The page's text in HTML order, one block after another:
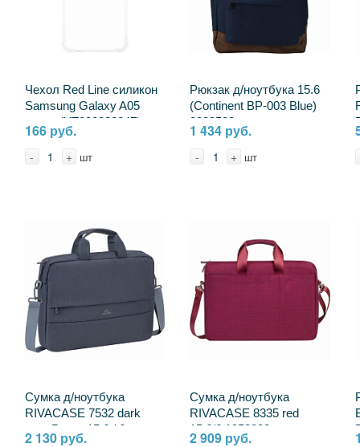
Чехол Red Line силикон
Samsung Galaxy A05
прозр (УТ000038247)
2146518
166 руб.
- + шт
Рюкзак д/ноутбука 15.6
(Continent BP-003 Blue)
2330583
1 434 руб.
- + шт
Сумка д/ноутбука
RIVACASE 7532 dark
grey Prater 15.6 / 6
2 130 руб.
Сумка д/ноутбука
RIVACASE 8335 red
15.6/6 1953233
2 909 руб.